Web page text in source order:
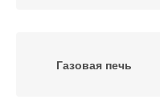
Газовая печь